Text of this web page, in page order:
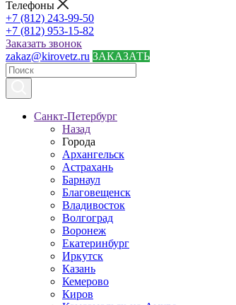
Телефоны
+7 (812) 243-99-50
+7 (812) 953-15-82
Заказать звонок
zakaz@kirovetz.ru ЗАКАЗАТЬ
Санкт-Петербург
Назад
Города
Архангельск
Астрахань
Барнаул
Благовещенск
Владивосток
Волгоград
Воронеж
Екатеринбург
Иркутск
Казань
Кемерово
Киров